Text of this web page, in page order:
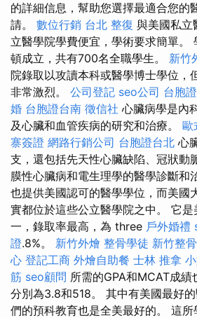
的詳細信息，幫助您選擇最適合您的
請。 數位行銷 台北 整復 與美國私立
立醫學院學費便宜，學術要求簡單。
頓成立，共有700名全職學生。 新竹
院錄取以攻讀本科或醫學博士學位，
非常激烈。 公司登記 seo公司 台胞
婚 台胞證台南 徵信社 心臟病學是內
及心臟和血管疾病的研究和治療。 歐
寨簽證 網路行銷公司 台胞證台北 心
支，還包括先天性心臟缺陷、冠狀動
膜性心臟病和電生理學的醫學診斷和
也提供美國認可的醫學學位，而美國
實都位於這些公立醫學院之中。 它
一，錄取率最高，為 three 戶外婚禮
證.8%。 新竹外燴 整骨學徒 新竹整
心 登記工商 外燴自助餐 士林 推拿
筋 seo顧問 所需的GPA和MCAT成績
分別為3.8和518。 其中有美國最好
們的預科教育也是全美最好的。 這所